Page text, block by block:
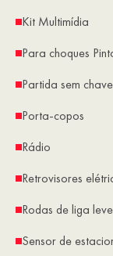
Kit Multimídia
Para choques
Partida sem chave
Porta-copos
Rádio
Retrovisores
Rodas de liga leve
Sensor de